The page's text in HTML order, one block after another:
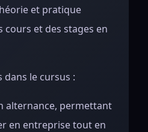
et pratique
cours et des stages en
dans le cursus :
alternance, permettant
en entreprise tout en